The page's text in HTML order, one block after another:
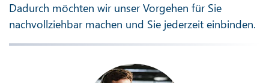
Dadurch möchten wir unser Vorgehen für Sie
nachvollziehbar machen und Sie jederzeit einbinden.